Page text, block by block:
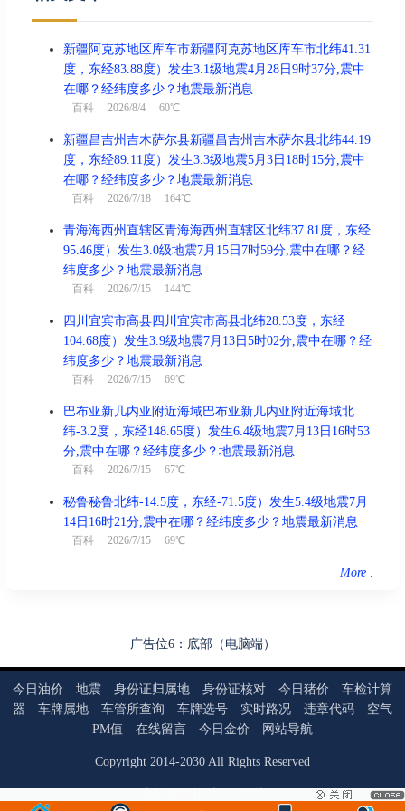
新疆阿克苏地区库车市新疆阿克苏地区库车市北纬41.31
度，东经83.88度）发生3.1级地震4月28日9时37分,震中
在哪？经纬度多少？地震最新消息
百科 2026/8/4 60℃
新疆昌吉州吉木萨尔县新疆昌吉州吉木萨尔县北纬44.19
度，东经89.11度）发生3.3级地震5月3日18时15分,震中
在哪？经纬度多少？地震最新消息
百科 2026/7/18 164℃
青海海西州直辖区青海海西州直辖区北纬37.81度，东经
95.46度）发生3.0级地震7月15日7时59分,震中在哪？经
纬度多少？地震最新消息
百科 2026/7/15 144℃
四川宜宾市高县四川宜宾市高县北纬28.53度，东经
104.68度）发生3.9级地震7月13日5时02分,震中在哪？经
纬度多少？地震最新消息
百科 2026/7/15 69℃
巴布亚新几内亚附近海域巴布亚新几内亚附近海域北
纬-3.2度，东经148.65度）发生6.4级地震7月13日16时53
分,震中在哪？经纬度多少？地震最新消息
百科 2026/7/15 67℃
秘鲁秘鲁北纬-14.5度，东经-71.5度）发生5.4级地震7月
14日16时21分,震中在哪？经纬度多少？地震最新消息
百科 2026/7/15 69℃
More
广告位6：底部（电脑端）
今日油价 地震 身份证归属地 身份证核对 今日猪价
车检计算
器
车牌属地 车管所查询 车牌选号 实时路况 违章代码
空气
PM值
在线留言 今日金价 网站导航
Copyright 2014-2030 All Rights Reserved